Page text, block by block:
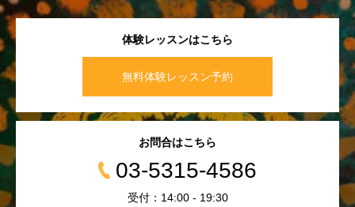
体験レッスンはこちら
無料体験レッスン予約
お問合はこちら
03-5315-4586
受付：14:00 - 19:30